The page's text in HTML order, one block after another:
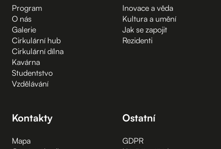
Program
O nás
Galerie
Cirkulární hub
Cirkulární dílna
Kavárna
Studentstvo
Vzdělávání
Inovace a věda
Kultura a umění
Jak se zapojit
Rezidenti
Kontakty
Mapa
Ostatní
GDPR